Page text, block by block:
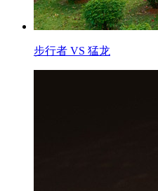
步行者 VS 猛龙